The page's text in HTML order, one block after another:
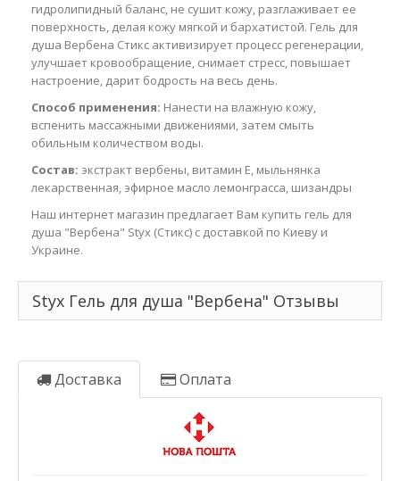
гидролипидный баланс, не сушит кожу, разглаживает ее
поверхность, делая кожу мягкой и бархатистой. Гель для
душа Вербена Стикс активизирует процесс регенерации,
улучшает кровообращение, снимает стресс, повышает
настроение, дарит бодрость на весь день.
Способ применения: Нанести на влажную кожу,
вспенить массажными движениями, затем смыть
обильным количеством воды.
Состав: экстракт вербены, витамин Е, мыльнянка
лекарственная, эфирное масло лемонграсса, шизандры
Наш интернет магазин предлагает Вам купить гель для
душа "Вербена" Styx (Стикс) с доставкой по Киеву и
Украине.
Styx Гель для душа "Вербена" Отзывы
Доставка Оплата